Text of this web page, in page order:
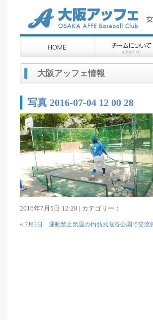
大阪アッフェ情報
写真 2016-07-04 12 00 28
2016年7月5日 12:28 | カテゴリー：
« 7月3日 運動禁止気温の灼熱武蔵谷公園で交流